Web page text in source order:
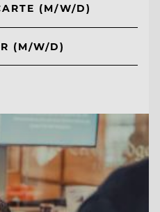
(M/W/D)
(M/W/D)